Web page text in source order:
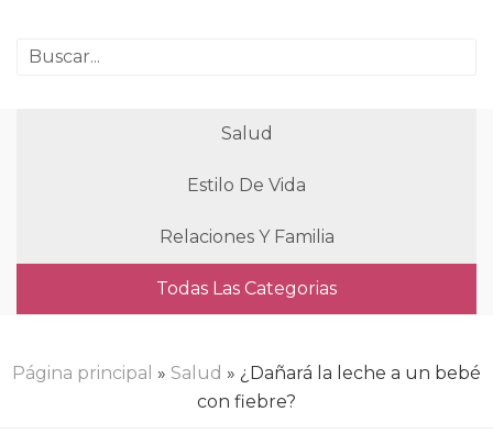
Salud
Estilo De Vida
Relaciones Y Familia
Todas Las Categorias
Página principal » Salud » ¿Dañará la leche a un bebé
con fiebre?